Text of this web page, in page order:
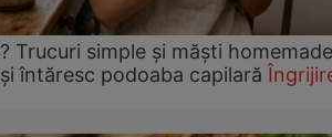
Trucuri simple și măști homemade
întăresc podoaba capilară